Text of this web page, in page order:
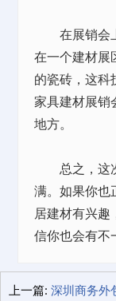
在展销会上
在一个建材展
的瓷砖，这科
家具建材展销
地方。
总之，这次
满。如果你也
居建材有兴趣
信你也会有不
上一篇: